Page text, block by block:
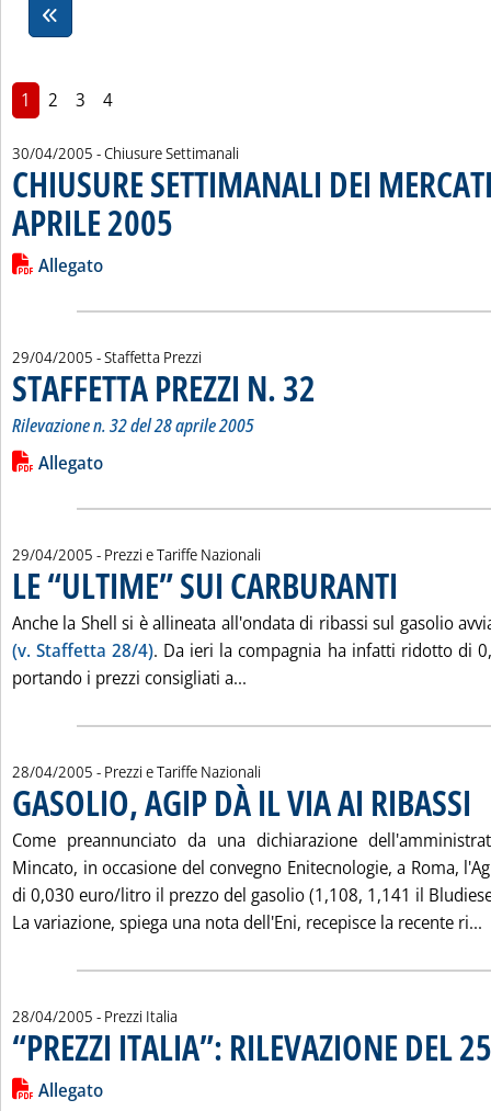
1 2 3 4
30/04/2005 - Chiusure Settimanali
CHIUSURE SETTIMANALI DEI
APRILE 2005
Leggi tutta la notizia: 'CHIUSURE SETTIMANALI DEI MERCATI
Lista allegati PDF alla notizia
Allegato
29/04/2005 - Staffetta Prezzi
STAFFETTA PREZZI N. 32
Rilevazione n. 32 del 28 aprile 2005
Leggi tutta la notizia: 'STAFFETTA PREZZI N. 32'
Lista allegati PDF alla notizia
Allegato
29/04/2005 - Prezzi e Tariffe Nazionali
LE “ULTIME” SUI CARBURANTI
Anche la Shell si è allineata all'ondata di ribassi sul gasolio
(v. Staffetta 28/4). Da ieri la compagnia ha infatti ridotto di
portando i prezzi consigliati a...
28/04/2005 - Prezzi e Tariffe Nazionali
GASOLIO, AGIP DÀ IL VIA AI RIBASSI
Come preannunciato da una dichiarazione
Mincato, in occasione del convegno Enitecnologie, a Roma,
di 0,030 euro/litro il prezzo del gasolio (1,108, 1,141 il
La variazione, spiega una nota dell'Eni, recepisce la recente ri...
28/04/2005 - Prezzi Italia
“PREZZI ITALIA”: RILEVAZIONE DEL
Leggi tutta la notizia: '“PREZZI ITALIA”: RILEVAZIONE DEL 25
Lista allegati PDF alla notizia
Allegato